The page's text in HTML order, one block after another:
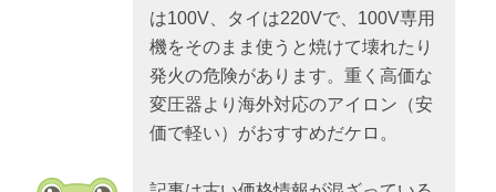
は100V、タイは220Vで、100V専用
機をそのまま使うと焼けて壊れたり
発火の危険があります。重く高価な
変圧器より海外対応のアイロン（安
価で軽い）がおすすめだケロ。